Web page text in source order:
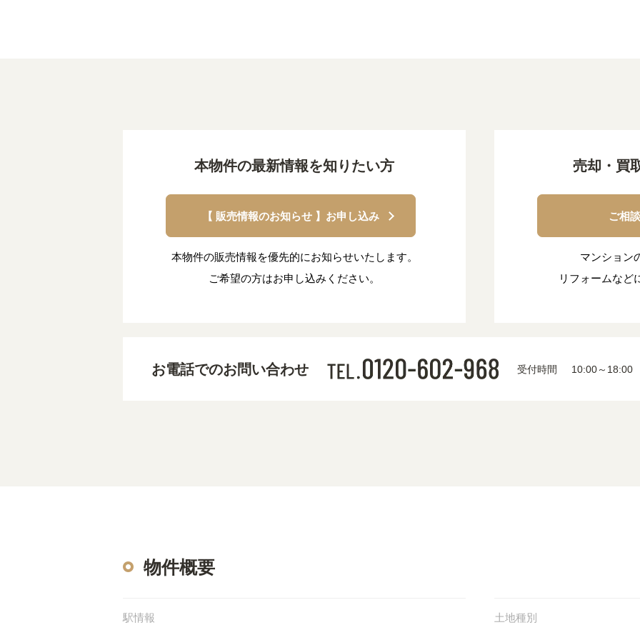
本物件の最新情報を知りたい方
【 販売情報のお知らせ 】お申し込み
本物件の販売情報を優先的にお知らせいたします。
ご希望の方はお申し込みください。
売却・買
ご相
マンション
リフォームなど
お電話でのお問い合わせ 受付時間 10:00～18:00
物件概要
駅情報 土地種別